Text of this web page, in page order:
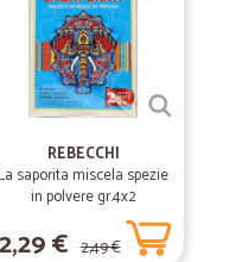
REBECCHI
La saporita miscela spezie
in polvere gr.4x2
2,29 € 2,49 €